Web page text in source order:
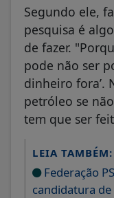
Segundo ele,
pesquisa é
de fazer.
pode não ser
dinheiro fora’.
petróleo se
tem que ser
LEIA TAMBÉM:
Federação
candidatura